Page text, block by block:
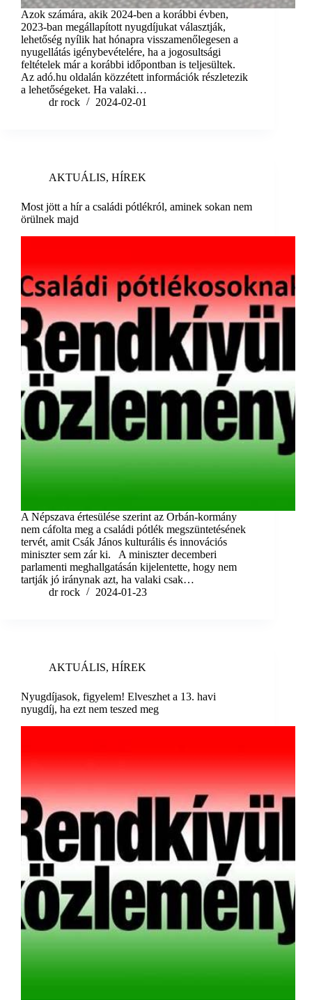
Azok számára, akik 2024-ben a korábbi évben,
2023-ban megállapított nyugdíjukat választják,
lehetőség nyílik hat hónapra visszamenőlegesen a
nyugellátás igénybevételére, ha a jogosultsági
feltételek már a korábbi időpontban is teljesültek.
Az adó.hu oldalán közzétett információk részletezik
a lehetőségeket. Ha valaki…
dr rock
2024-02-01
AKTUÁLIS, HÍREK
Most jött a hír a családi pótlékról, aminek sokan nem
örülnek majd
A Népszava értesülése szerint az Orbán-kormány
nem cáfolta meg a családi pótlék megszüntetésének
tervét, amit Csák János kulturális és innovációs
miniszter sem zár ki. A miniszter decemberi
parlamenti meghallgatásán kijelentette, hogy nem
tartják jó iránynak azt, ha valaki csak…
dr rock
2024-01-23
AKTUÁLIS, HÍREK
Nyugdíjasok, figyelem! Elveszhet a 13. havi
nyugdíj, ha ezt nem teszed meg